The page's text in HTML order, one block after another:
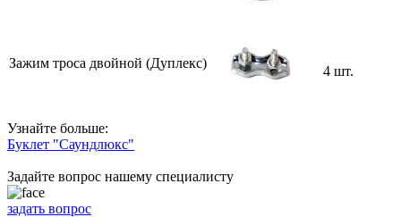
Зажим троса двойной (Дуплекс)
4 шт.
Узнайте больше:
Буклет "Саундлюкс"
Задайте вопрос нашему специалисту
задать вопрос